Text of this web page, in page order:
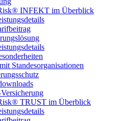
INFEKT im Überblick
Standesorganisationen
TRUST im Überblick